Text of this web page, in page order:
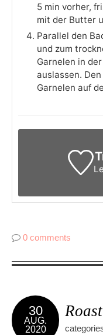
5 min vorher,
mit der Butter
Parallel den
und zum
Garnelen in
auslassen.
Garnelen auf
0 comments
30
AUG.
2020